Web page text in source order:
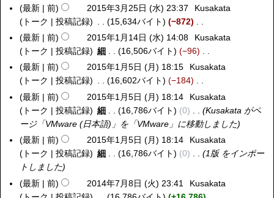
日
木日
日日
金
1
日
最新
前 2015年3月25日 (水) 23:37
Kusakata
トーク
投稿記録 15,634バイト
−872
編
集
の
要
約
な
し
2
1
水
最新 前 2015年1月14日 (水) 14:08
Kusakata
トーク
投稿記録 細 16,506バイト
−96
編
集
要
約
し
2
1
最新 前 2015年1月5日 (月) 18:15
Kusakata
トーク
投稿記録 16,602バイト
−184
編
集
要
約
な
し
最新 前 2015年1月5日 (月) 18:14
Kusakata
トーク
投稿記録 細 16,786バイト 0
Kusakata がペ
ージ「VMware (日本語) 」を「VMware 」に移動しました
最新
前 2015年1月5日 (月) 18:14
Kusakata
トーク
投稿記録 細 16,786バイト 0
1版 をインポー
トしました
2
最新 前 2014年7月8日 (火) 23:41
Kusakata